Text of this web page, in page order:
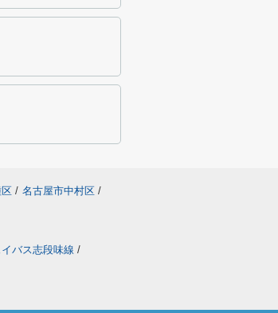
/ 名古屋市中村区 /
バス志段味線 /